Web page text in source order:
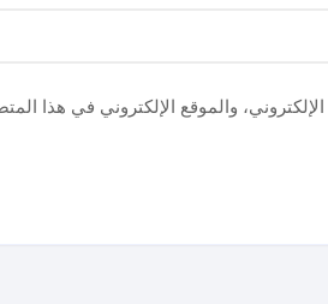
والموقع الإلكتروني في هذا